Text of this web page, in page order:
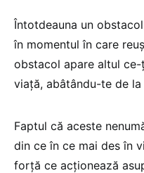
Întotdeauna un
în momentul în care
obstacol apare altul
viaţă, abâtându-te de
Faptul că aceste
din ce în ce mai des în
forţă ce acţionează